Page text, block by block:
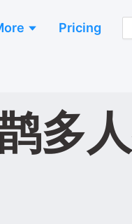
Pricing
多